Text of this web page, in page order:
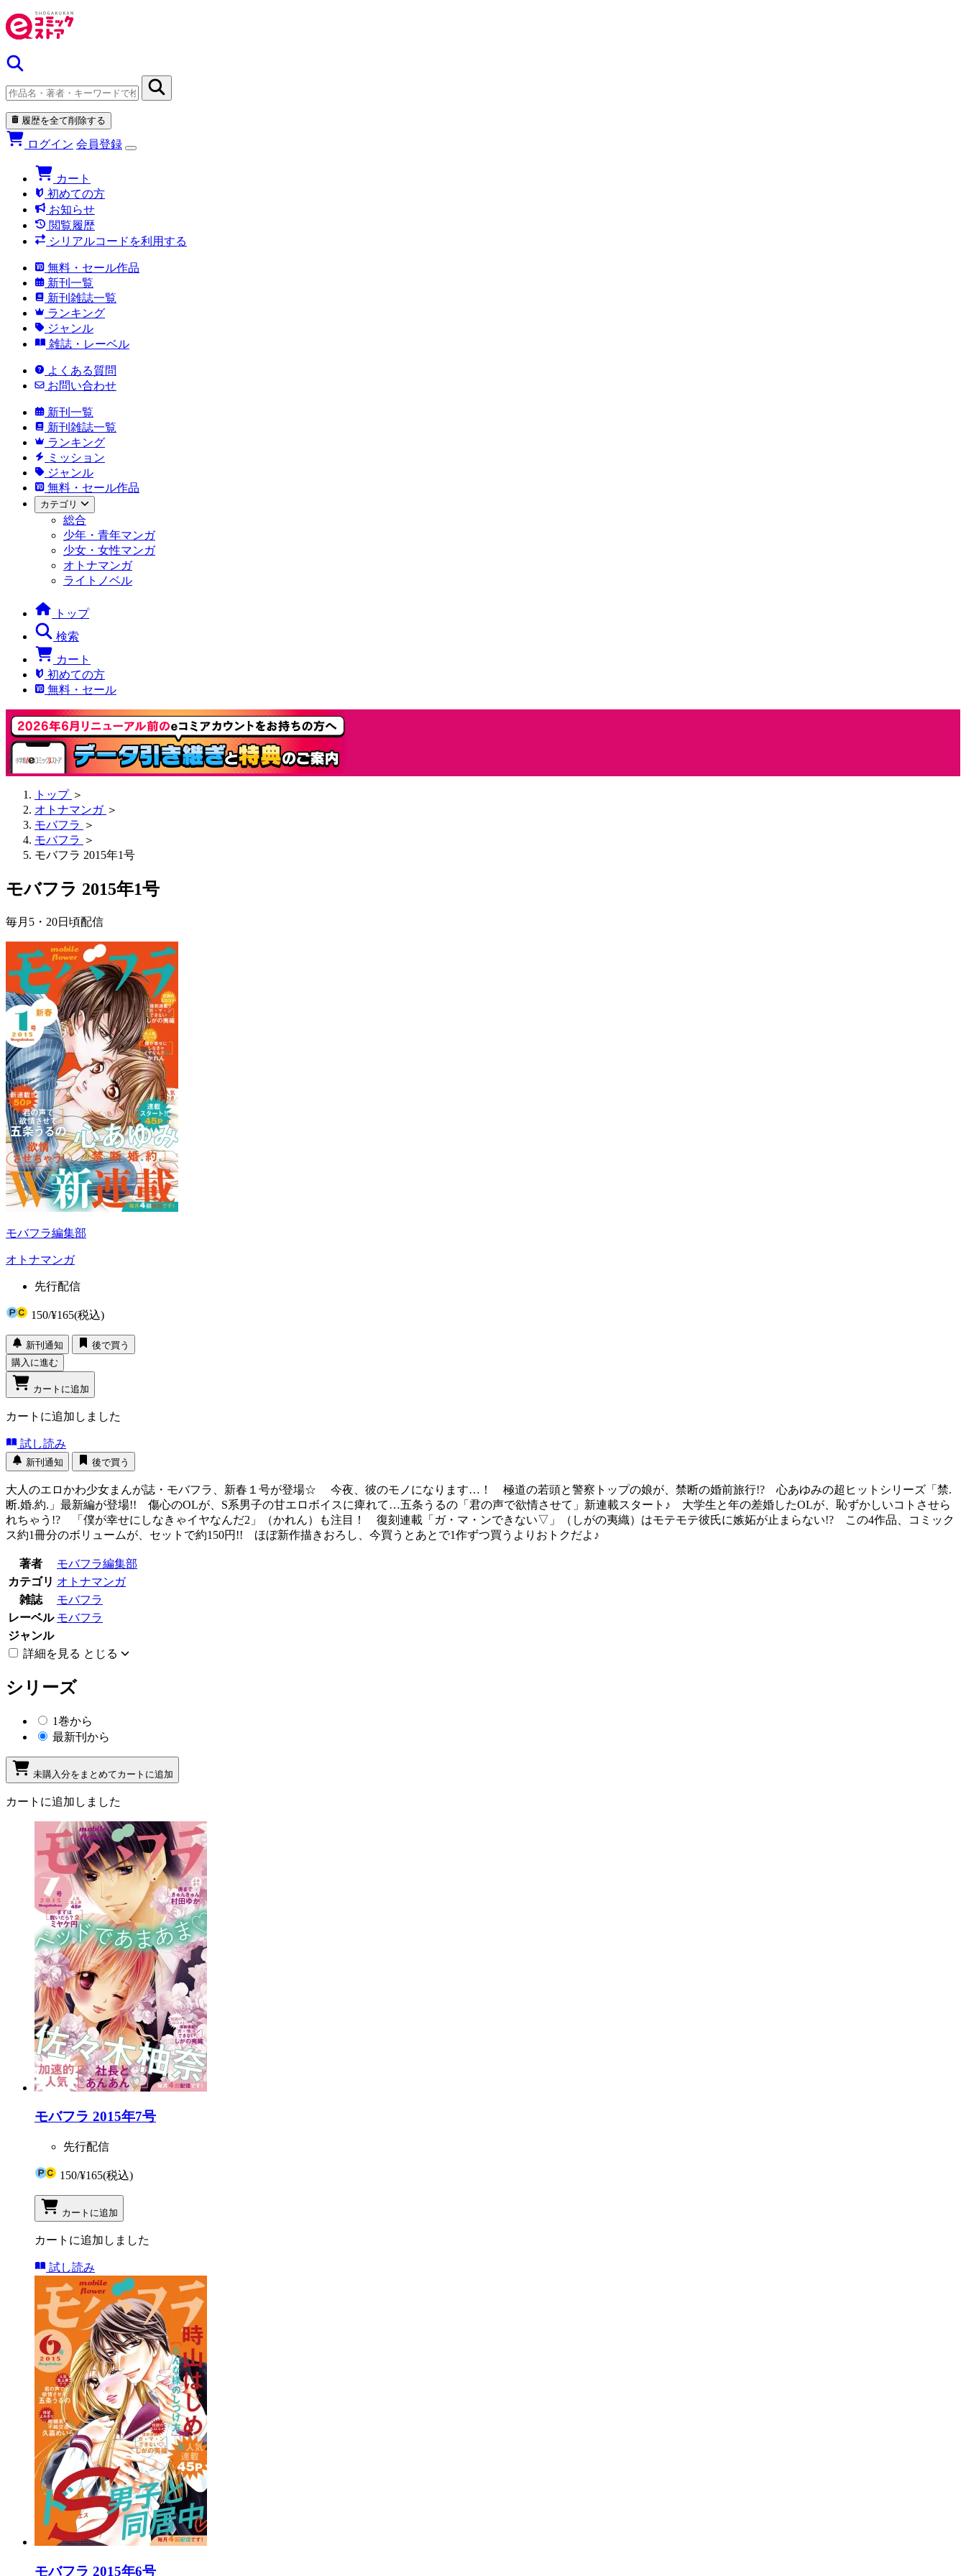
履歴を全て削除する
ログイン 会員登録
カート
初めての方
お知らせ
閲覧履歴
シリアルコードを利用する
無料・セール作品
新刊一覧
新刊雑誌一覧
ランキング
ジャンル
雑誌・レーベル
よくある質問
お問い合わせ
新刊一覧
新刊雑誌一覧
ランキング
ミッション
ジャンル
無料・セール作品
カテゴリ
総合
少年・青年マンガ
少女・女性マンガ
オトナマンガ
ライトノベル
トップ
検索
カート
初めての方
無料・セール
トップ ＞
オトナマンガ ＞
モバフラ ＞
モバフラ ＞
モバフラ 2015年1号
モバフラ 2015年1号
毎月5・20日頃配信
モバフラ編集部
オトナマンガ
先行配信
150/¥165(税込)
新刊通知
後で買う
購入に進む
カートに追加
カートに追加しました
試し読み
新刊通知 後で買う
大人のエロかわ少女まんが誌・モバフラ、新春１号が登場☆ 今夜、彼のモノになります…！ 極道の若頭と警察トップの娘が、禁断の婚前旅行!? 心あゆみの超ヒットシリーズ「禁.
断.婚.約.」最新編が登場!! 傷心のOLが、S系男子の甘エロボイスに痺れて…五条うるの「君の声で欲情させて」新連載スタート♪ 大学生と年の差婚したOLが、恥ずかしいコトさせら
れちゃう!? 「僕が幸せにしなきゃイヤなんだ2」（かれん）も注目！ 復刻連載「ガ・マ・ンできない▽」（しがの夷織）はモテモテ彼氏に嫉妬が止まらない!? この4作品、コミック
ス約1冊分のボリュームが、セットで約150円!! ほぼ新作描きおろし、今買うとあとで1作ずつ買うよりおトクだよ♪
著者
モバフラ編集部
カテゴリ オトナマンガ
雑誌
モバフラ
レーベル モバフラ
ジャンル
詳細を見る とじる
シリーズ
1巻から
最新刊から
未購入分をまとめてカートに追加
カートに追加しました
モバフラ 2015年7号
先行配信
150/¥165(税込)
カートに追加
カートに追加しました
試し読み
モバフラ 2015年6号